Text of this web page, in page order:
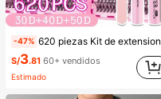
-47% 620 piezas Kit de extensiones de pestañas postizas DIY de un solo racimo con rizo D, longitud mixta de 8-16mm, incluye pegamento, sellador y pinzas para pestañas, pestañas artificiales de estilo natural, adecuadas para uso diario, fiestas, viajes y regalos para amigos y familiares
S/3.81 60+ vendidos
Estimado